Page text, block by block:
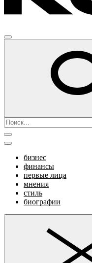
бизнес
финансы
первые лица
мнения
стиль
биографии